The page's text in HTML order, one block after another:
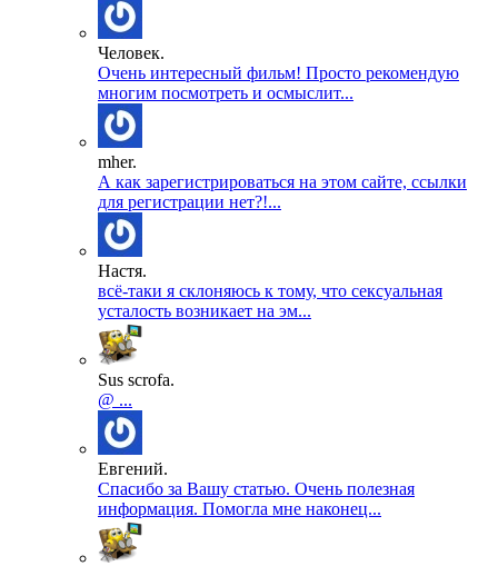
Человек.
Очень интересный фильм! Просто рекомендую
многим посмотреть и осмыслит...
mher.
А как зарегистрироваться на этом сайте, ссылки
для регистрации нет?!...
Настя.
всё-таки я склоняюсь к тому, что сексуальная
усталость возникает на эм...
Sus scrofa.
@ ...
Евгений.
Спасибо за Вашу статью. Очень полезная
информация. Помогла мне наконец...